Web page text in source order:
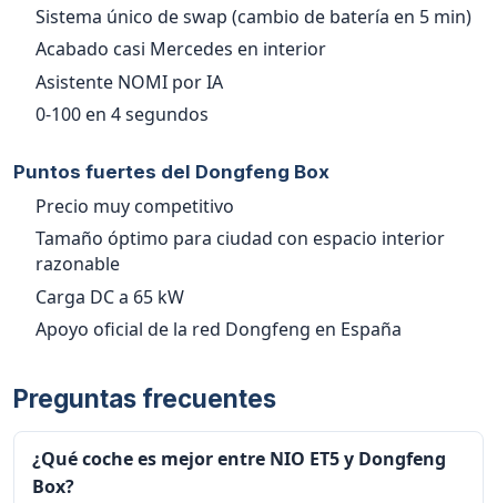
Sistema único de swap (cambio de batería en 5 min)
Acabado casi Mercedes en interior
Asistente NOMI por IA
0-100 en 4 segundos
Puntos fuertes del Dongfeng Box
Precio muy competitivo
Tamaño óptimo para ciudad con espacio interior
razonable
Carga DC a 65 kW
Apoyo oficial de la red Dongfeng en España
Preguntas frecuentes
¿Qué coche es mejor entre NIO ET5 y Dongfeng
Box?